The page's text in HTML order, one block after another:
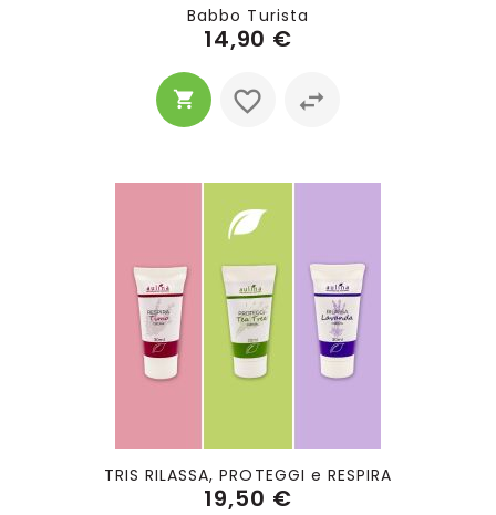
Babbo Turista
14,90 €
TRIS RILASSA, PROTEGGI e RESPIRA
19,50 €